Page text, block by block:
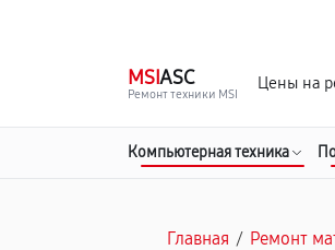
MSIASC
Ремонт техники MSI
Цены на
Компьютерная техника
Главная / Ремонт